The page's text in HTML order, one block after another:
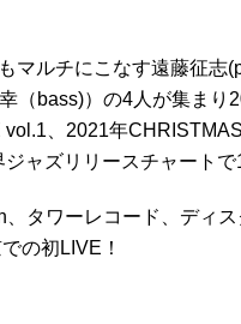
マルチにこなす遠藤征志
（bass)）の4人が集まり
、2021年
ャズリリースチャートで
タワーレコード、ディス
の初LIVE！